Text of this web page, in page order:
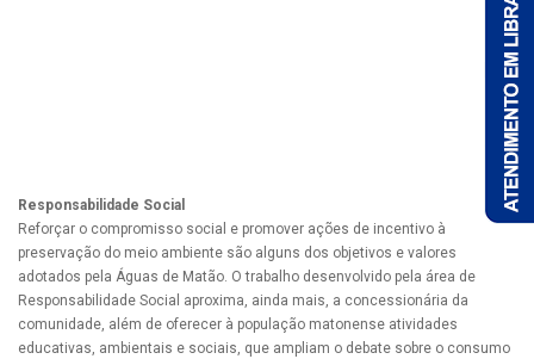
Responsabilidade Social
Reforçar o compromisso social e promover ações de incentivo à
preservação do meio ambiente são alguns dos objetivos e valores
adotados pela Águas de Matão. O trabalho desenvolvido pela área de
Responsabilidade Social aproxima, ainda mais, a concessionária da
comunidade, além de oferecer à população matonense atividades
educativas, ambientais e sociais, que ampliam o debate sobre o consumo